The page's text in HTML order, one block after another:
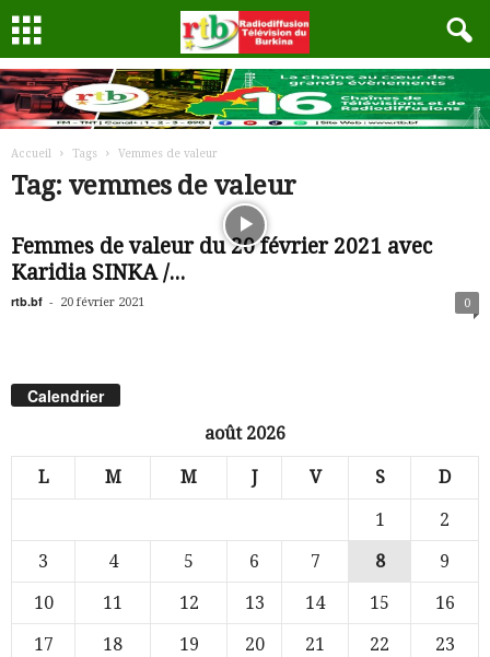
Accueil Tags Vemmes de valeur
Tag: vemmes de valeur
Femmes de valeur du 20 février 2021 avec
Karidia SINKA /...
rtb.bf - 20 février 2021 0
Calendrier
août 2026
L M M J V S D
1
2
3
4 5 6 7 8
9
10
11 12 13 14 15
16
17
18 19 20 21 22
23